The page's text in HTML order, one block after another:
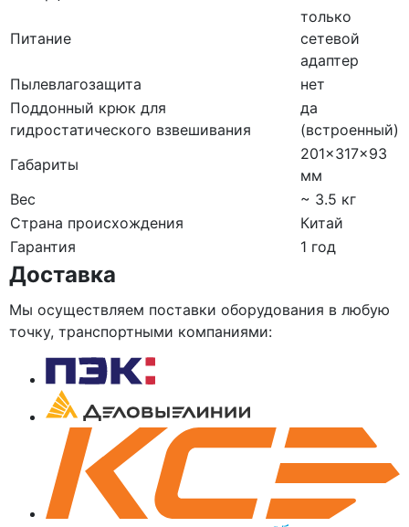
Питание
только
сетевой
адаптер
Пылевлагозащита
нет
Поддонный крюк для
гидростатического взвешивания
да
(встроенный)
Габариты
201×317×93
мм
Вес
~ 3.5 кг
Страна происхождения
Китай
Гарантия
1 год
Доставка
Мы осуществляем поставки оборудования в любую
точку, транспортными компаниями: